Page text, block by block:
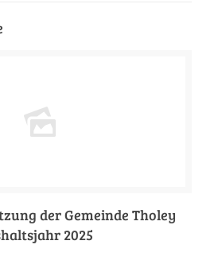
der Gemeinde Tholey
2025